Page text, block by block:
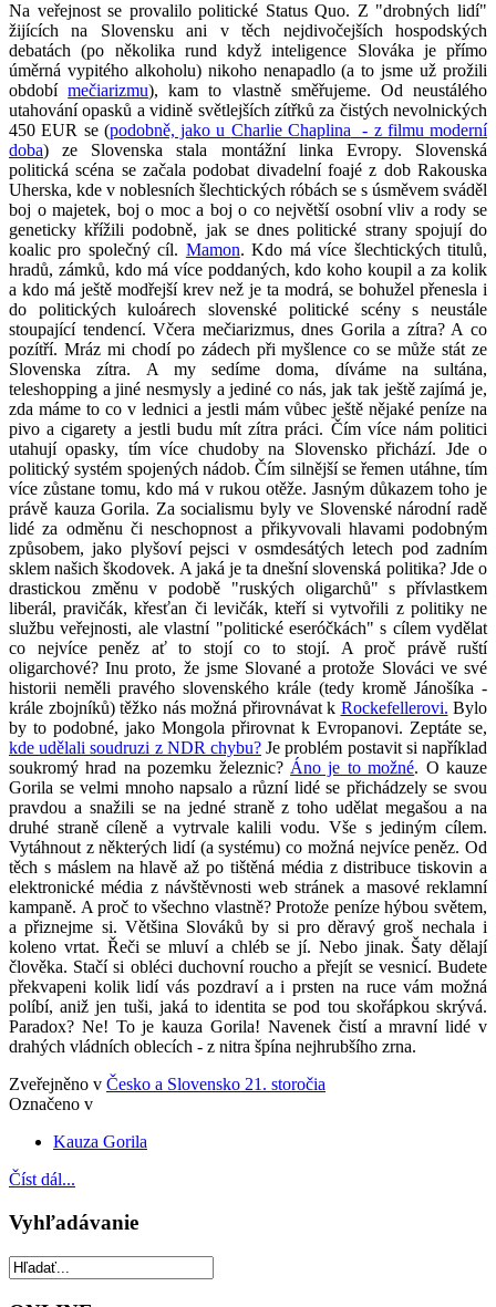
Na veřejnost se provalilo politické Status Quo. Z "drobných lidí"
žijících na Slovensku ani v těch nejdivočejších hospodských
debatách (po několika rund když inteligence Slováka je přímo
úměrná vypitého alkoholu) nikoho nenapadlo (a to jsme už prožili
obdobímečiarizmu), kam to vlastně směřujeme. Od neustálého
utahování opasků a vidině světlejších zítřků za čistých nevolnických
450 EUR se (podobně, jako u Charlie Chaplina - z filmu moderní
doba) ze Slovenska stala montážní linka Evropy. Slovenská
politická scéna se začala podobat divadelní foajé z dob Rakouska
Uherska, kde v noblesních šlechtických róbách se s úsměvem sváděl
boj o majetek, boj o moc a boj o co největší osobní vliv a rody se
geneticky křížili podobně, jak se dnes politické strany spojují do
koalic pro společný cíl. Mamon. Kdo má více šlechtických titulů,
hradů, zámků, kdo má více poddaných, kdo koho koupil a za kolik
a kdo má ještě modřejší krev než je ta modrá, se bohužel přenesla i
do politických kuloárech slovenské politické scény s neustále
stoupající tendencí. Včera mečiarizmus, dnes Gorila a zítra? A co
pozítří. Mráz mi chodí po zádech při myšlence co se může stát ze
Slovenska zítra. A my sedíme doma, díváme na sultána,
teleshopping a jiné nesmysly a jediné co nás, jak tak ještě zajímá je,
zda máme to co v lednici a jestli mám vůbec ještě nějaké peníze na
pivo a cigarety a jestli budu mít zítra práci. Čím více nám politici
utahují opasky, tím více chudoby na Slovensko přichází. Jde o
politický systém spojených nádob. Čím silnější se řemen utáhne, tím
více zůstane tomu, kdo má v rukou otěže. Jasným důkazem toho je
právě kauza Gorila. Za socialismu byly ve Slovenské národní radě
lidé za odměnu či neschopnost a přikyvovali hlavami podobným
způsobem, jako plyšoví pejsci v osmdesátých letech pod zadním
sklem našich škodovek. A jaká je ta dnešní slovenská politika? Jde o
drastickou změnu v podobě "ruských oligarchů" s přívlastkem
liberál, pravičák, křesťan či levičák, kteří si vytvořili z politiky ne
službu veřejnosti, ale vlastní "politické eseróčkách" s cílem vydělat
co nejvíce peněz ať to stojí co to stojí. A proč právě ruští
oligarchové? Inu proto, že jsme Slované a protože Slováci ve své
historii neměli pravého slovenského krále (tedy kromě Jánošíka -
krále zbojníků) těžko nás možná přirovnávat k Rockefellerovi. Bylo
by to podobné, jako Mongola přirovnat k Evropanovi. Zeptáte se,
kde udělali soudruzi z NDR chybu? Je problém postavit si například
soukromý hrad na pozemku železnic? Áno je to možné. O kauze
Gorila se velmi mnoho napsalo a různí lidé se přichádzely se svou
pravdou a snažili se na jedné straně z toho udělat megašou a na
druhé straně cíleně a vytrvale kalili vodu. Vše s jediným cílem.
Vytáhnout z některých lidí (a systému) co možná nejvíce peněz. Od
těch s máslem na hlavě až po tištěná média z distribuce tiskovin a
elektronické média z návštěvnosti web stránek a masové reklamní
kampaně. A proč to všechno vlastně? Protože peníze hýbou světem,
a přiznejme si. Většina Slováků by si pro děravý groš nechala i
koleno vrtat. Řeči se mluví a chléb se jí. Nebo jinak. Šaty dělají
člověka. Stačí si obléci duchovní roucho a přejít se vesnicí. Budete
překvapeni kolik lidí vás pozdraví a i prsten na ruce vám možná
políbí, aniž jen tuši, jaká to identita se pod tou skořápkou skrývá.
Paradox? Ne! To je kauza Gorila! Navenek čistí a mravní lidé v
drahých vládních oblecích - z nitra špína nejhrubšího zrna.
Zveřejněno v Česko a Slovensko 21. storočia
Označeno v
Kauza Gorila
Číst dál...
Vyhľadávanie